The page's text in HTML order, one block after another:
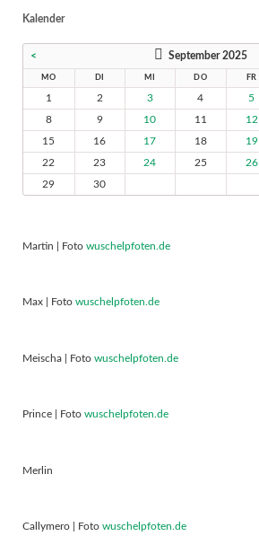
Kalender
< September 2025
MO DI MI DO FR
1 2 3 4 5
8
9 10 11 12
15
16 17 18 19
22
23 24 25 26
29
30
Martin | Foto wuschelpfoten.de
Max | Foto wuschelpfoten.de
Meischa | Foto wuschelpfoten.de
Prince | Foto wuschelpfoten.de
Merlin
Callymero | Foto wuschelpfoten.de